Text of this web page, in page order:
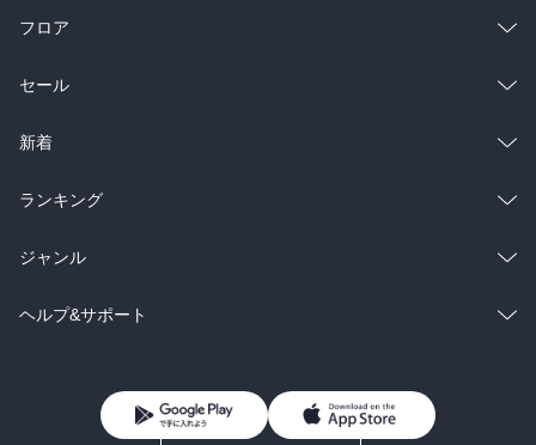
フロア
総合
ラノベ
雑誌・グラビア
BL・TL
セール
総合
ラノベ
雑誌・グラビア
BL・TL
新着
総合
ラノベ
雑誌・グラビア
ランキング
総合
ラノベ
ジャンル
コミック
ライトノベル 男子向けラノベ
ヘルプ&サポート
よくあるご質問 お問い合わせ